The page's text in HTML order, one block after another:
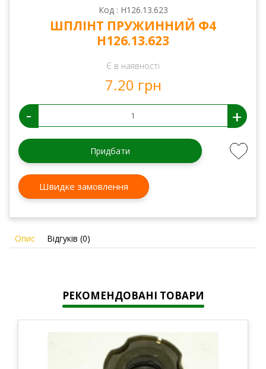
Код : Н126.13.623
ШПЛІНТ ПРУЖИННИЙ Ф4
Н126.13.623
Є в наявності
7.20 грн
- +
Придбати
Швидке замовлення
Опис Відгуків (0)
РЕКОМЕНДОВАНІ ТОВАРИ